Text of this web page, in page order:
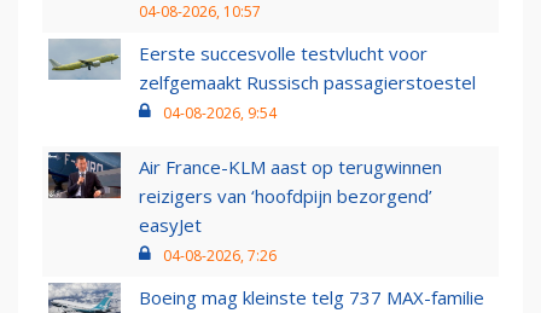
04-08-2026, 10:57
Eerste succesvolle testvlucht voor
zelfgemaakt Russisch passagierstoestel
04-08-2026, 9:54
Air France-KLM aast op terugwinnen
reizigers van ‘hoofdpijn bezorgend’
easyJet
04-08-2026, 7:26
Boeing mag kleinste telg 737 MAX-familie